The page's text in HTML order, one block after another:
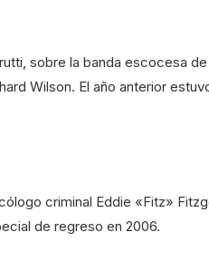
sobre la banda escocesa
Wilson. El año anterior
criminal Eddie «Fitz»
de regreso en 2006.